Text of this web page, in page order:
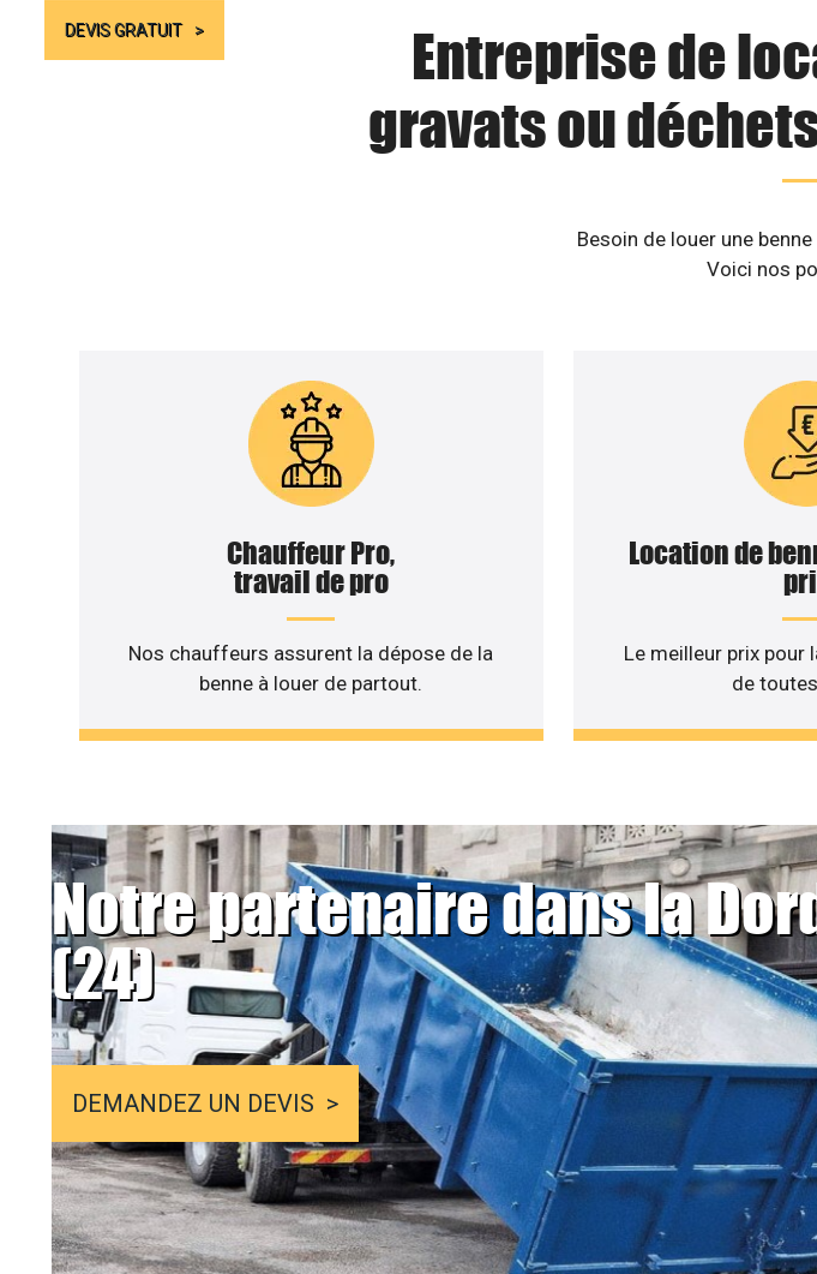
DEVIS GRATUIT
Entreprise de
gravats ou
Besoin de louer une
Voici nos
Chauffeur Pro,
travail de pro
Nos chauffeurs assurent la dépose de la
benne à louer de partout.
Location de
Le meilleur prix pour
de
Notre partenaire dans la
(24)
DEMANDEZ UN DEVIS